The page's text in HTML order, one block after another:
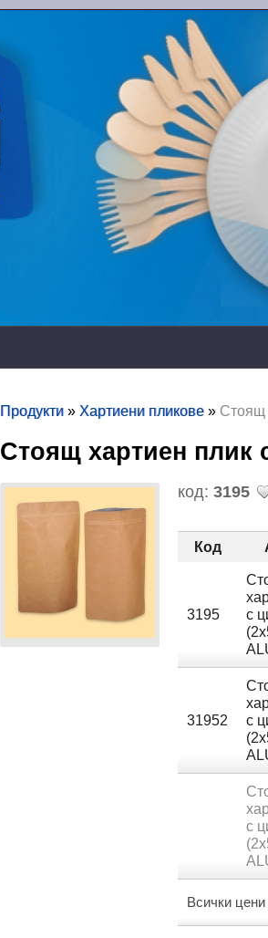
Продукти » Хартиени пликове » Стоящ
Стоящ хартиен плик
код:3195
Код
3195
с
31952
с
с
Всички